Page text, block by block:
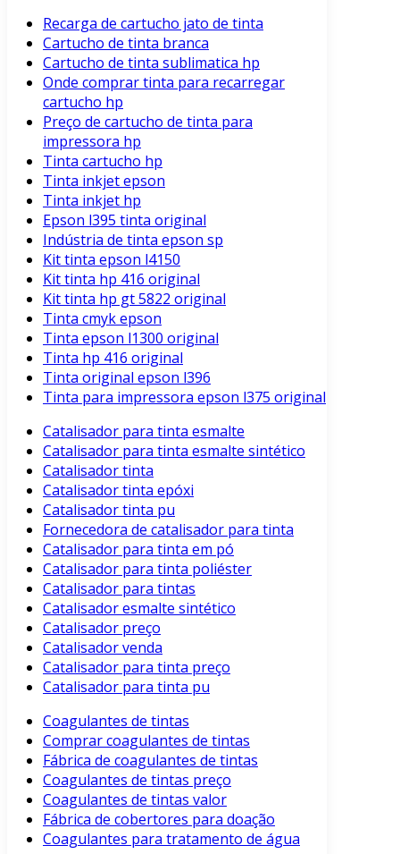
Recarga de cartucho jato de tinta
Cartucho de tinta branca
Cartucho de tinta sublimatica hp
Onde comprar tinta para recarregar
cartucho hp
Preço de cartucho de tinta para
impressora hp
Tinta cartucho hp
Tinta inkjet epson
Tinta inkjet hp
Epson l395 tinta original
Indústria de tinta epson sp
Kit tinta epson l4150
Kit tinta hp 416 original
Kit tinta hp gt 5822 original
Tinta cmyk epson
Tinta epson l1300 original
Tinta hp 416 original
Tinta original epson l396
Tinta para impressora epson l375 original
Catalisador para tinta esmalte
Catalisador para tinta esmalte sintético
Catalisador tinta
Catalisador tinta epóxi
Catalisador tinta pu
Fornecedora de catalisador para tinta
Catalisador para tinta em pó
Catalisador para tinta poliéster
Catalisador para tintas
Catalisador esmalte sintético
Catalisador preço
Catalisador venda
Catalisador para tinta preço
Catalisador para tinta pu
Coagulantes de tintas
Comprar coagulantes de tintas
Fábrica de coagulantes de tintas
Coagulantes de tintas preço
Coagulantes de tintas valor
Fábrica de cobertores para doação
Coagulantes para tratamento de água